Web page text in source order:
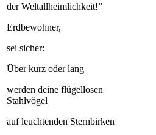
der Weltallheimlichkeit!”
Erdbewohner,
sei sicher:
Über kurz oder lang
werden deine flügellosen
Stahlvögel
auf leuchtenden Sternbirken